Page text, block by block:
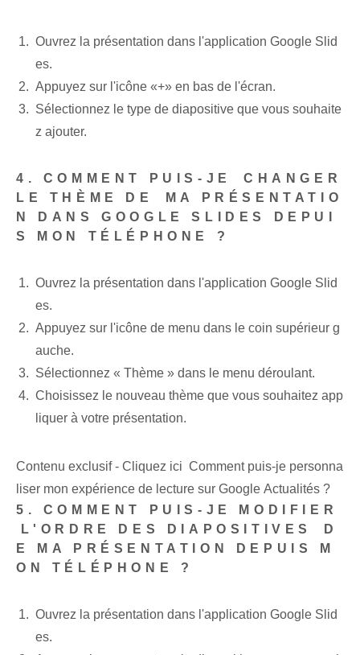
Ouvrez la présentation dans l'application Google Slid
es.
Appuyez sur l'icône «+»⁣ en bas de l'écran.
Sélectionnez le type de diapositive que vous souhaite
z ajouter.
4. COMMENT PUIS-JE ⁢CHANGER
LE THÈME DE ⁤MA‍ PRÉSENTATIO
N DANS GOOGLE SLIDES DEPUI
S MON TÉLÉPHONE ?
Ouvrez la présentation dans l'application Google Slid
es.
Appuyez sur l'icône de menu dans le coin supérieur g
auche.
Sélectionnez « Thème » dans le ‌menu déroulant⁣.
Choisissez⁣ le nouveau⁢ thème que vous⁢ souhaitez app
liquer à⁤ votre⁤ présentation.
Contenu exclusif - Cliquez ici Comment puis-je personna
liser mon expérience de lecture sur Google Actualités ?
5. COMMENT PUIS-JE MODIFIER
⁢L'ORDRE DES DIAPOSITIVES⁢ D
E MA PRÉSENTATION DEPUIS M
ON ‌TÉLÉPHONE ?
Ouvrez la présentation dans l'application Google Slid
es.